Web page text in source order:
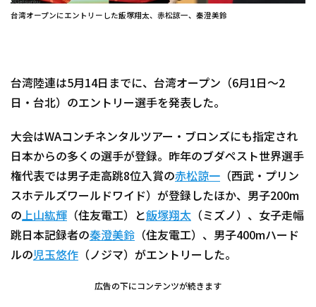
台湾オープンにエントリーした飯塚翔太、赤松諒一、秦澄美鈴
台湾陸連は5月14日までに、台湾オープン（6月1日～2
日・台北）のエントリー選手を発表した。
大会はWAコンチネンタルツアー・ブロンズにも指定され
日本からの多くの選手が登録。昨年のブダペスト世界選手
権代表では男子走高跳8位入賞の赤松諒一 （西武・プリン
スホテルズワールドワイド）が登録したほか、男子200m
の上山紘輝 （住友電工）と飯塚翔太 （ミズノ）、女子走幅
跳日本記録者の秦澄美鈴 （住友電工）、男子400mハード
ルの児玉悠作 （ノジマ）がエントリーした。
広告の下にコンテンツが続きます